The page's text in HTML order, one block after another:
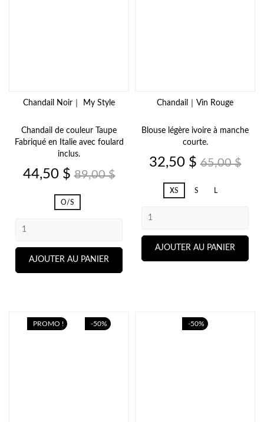
Chandail Noir｜ My Style
Chandail de couleur Taupe
Fabriqué en Italie avec foulard
inclus.
Prix
44,50 $ Prix
base
89,00 $
O/S
AJOUTER AU PANIER
Chandail｜Vin Rouge
Blouse légère ivoire à manche
courte.
Prix
32,50 $ Prix
base
65,00 $
XS S L
AJOUTER AU PANIER
PROMO ! -50% -50%